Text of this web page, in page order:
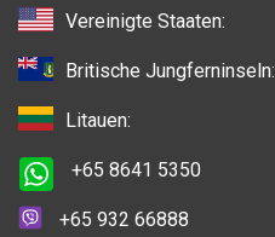
Vereinigte Staaten:
Britische Jungferninseln:
Litauen:
+65 8641 5350
+65 932 66888